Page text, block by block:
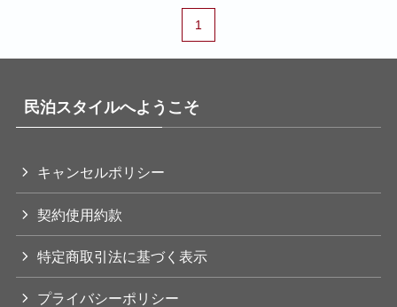
1
民泊スタイルへようこそ
キャンセルポリシー
契約使用約款
特定商取引法に基づく表示
プライバシーポリシー